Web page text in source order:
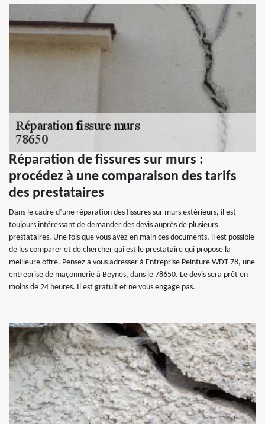
Réparation de fissures sur murs :
procédez à une comparaison des tarifs
des prestataires
Dans le cadre d’une réparation des fissures sur murs extérieurs, il est
toujours intéressant de demander des devis auprès de plusieurs
prestataires. Une fois que vous avez en main ces documents, il est possible
de les comparer et de chercher qui est le prestataire qui propose la
meilleure offre. Pensez à vous adresser à Entreprise Peinture WDT 78, une
entreprise de maçonnerie à Beynes, dans le 78650. Le devis sera prêt en
moins de 24 heures. Il est gratuit et ne vous engage pas.